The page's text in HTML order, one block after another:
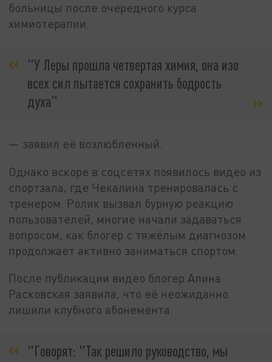
больницы после очередного курса
химиотерапии.
"У Леры прошла четвертая химия, она изо
всех сил пытается сохранить бодрость
духа"
— заявил её возлюбленный.
Однако вскоре в соцсетях появилось видео из
спортзала, где Чекалина тренировалась с
тренером. Ролик вызвал бурную реакцию
пользователей, многие начали задаваться
вопросом, как блогер с тяжёлым диагнозом
продолжает активно заниматься спортом.
После публикации видео блогер Алина
Расковская заявила, что её неожиданно
лишили клубного абонемента.
"Говорят: "Так решило руководство, мы